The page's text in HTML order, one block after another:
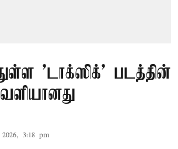
'டாக்‌ஸிக்' படத்தின்
3:18 pm